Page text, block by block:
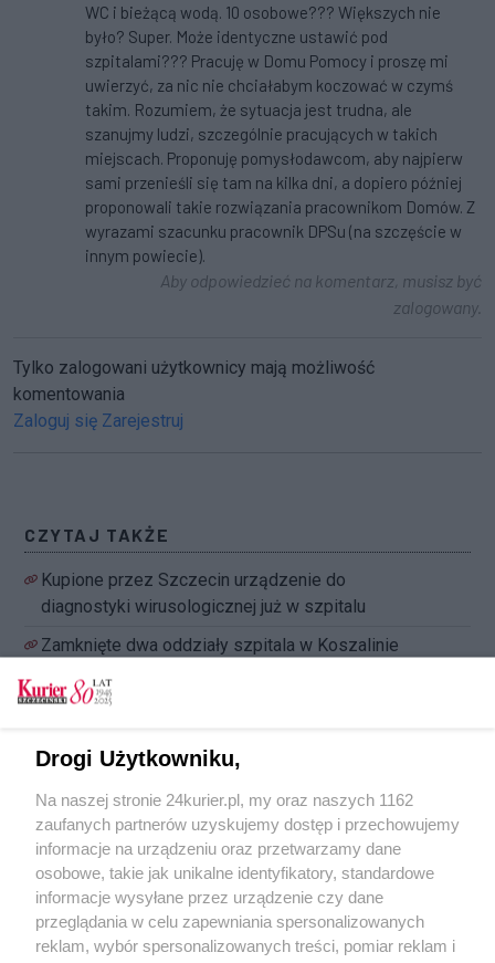
WC i bieżącą wodą. 10 osobowe??? Większych nie
było? Super. Może identyczne ustawić pod
szpitalami??? Pracuję w Domu Pomocy i proszę mi
uwierzyć, za nic nie chciałabym koczować w czymś
takim. Rozumiem, że sytuacja jest trudna, ale
szanujmy ludzi, szczególnie pracujących w takich
miejscach. Proponuję pomysłodawcom, aby najpierw
sami przenieśli się tam na kilka dni, a dopiero później
proponowali takie rozwiązania pracownikom Domów. Z
wyrazami szacunku pracownik DPSu (na szczęście w
innym powiecie).
Aby odpowiedzieć na komentarz, musisz być
zalogowany.
Tylko zalogowani użytkownicy mają możliwość
komentowania
Zaloguj się Zarejestruj
CZYTAJ TAKŻE
Kupione przez Szczecin urządzenie do
diagnostyki wirusologicznej już w szpitalu
Zamknięte dwa oddziały szpitala w Koszalinie
Szpital w Zdunowie od poniedziałku zamierza
Wielkanoc terytorialsów: skoszarowani, na
posterunkach, razem
Święta terytorialsów na służbie [GALERIA]
POGODA
Drogi Użytkowniku,
Na naszej stronie 24kurier.pl, my oraz naszych 1162
zaufanych partnerów uzyskujemy dostęp i przechowujemy
informacje na urządzeniu oraz przetwarzamy dane
osobowe, takie jak unikalne identyfikatory, standardowe
informacje wysyłane przez urządzenie czy dane
przeglądania w celu zapewniania spersonalizowanych
reklam, wybór spersonalizowanych treści, pomiar reklam i